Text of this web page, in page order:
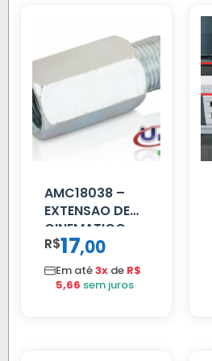
AMC18038 –
EXTENSAO DE
CINEMATICO
40MM
R$17,00
Em até3x de R$
5,66 sem juros